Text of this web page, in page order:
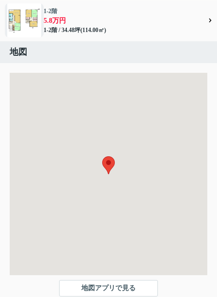
1-2階
5.8万円
1-2階 / 34.48坪(114.00㎡)
地図
地図アプリで見る